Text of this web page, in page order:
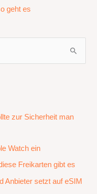
geht es
zur Sicherheit man
Watch ein
Freikarten gibt es
Anbieter setzt auf eSIM